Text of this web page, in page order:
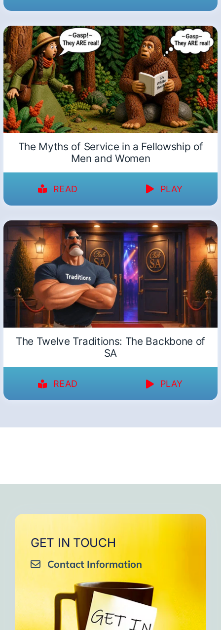
The Myths of Service in a Fellowship of
Men and Women
READ PLAY
The Twelve Traditions: The Backbone of
SA
READ PLAY
GET IN TOUCH
Contact Information